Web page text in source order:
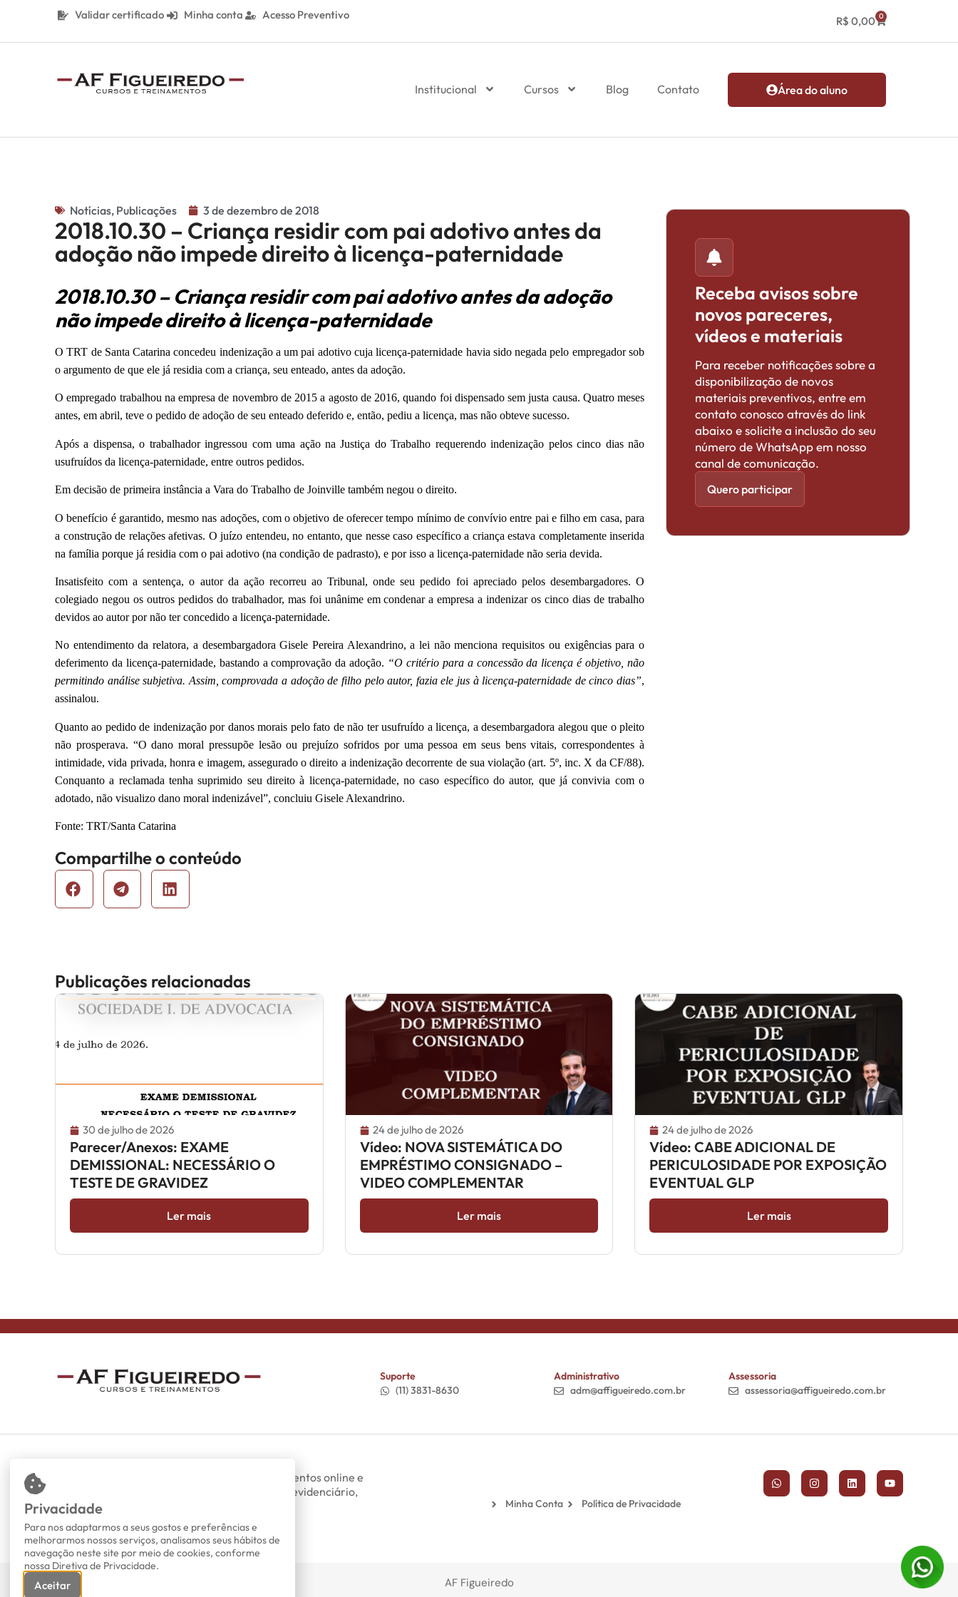
Validar certificado Minha conta Acesso Preventivo R$ 0,00 0
Institucional Cursos Blog Contato Área do aluno
Notícias, Publicações 3 de dezembro de 2018
2018.10.30 – Criança residir com pai adotivo antes da
adoção não impede direito à licença-paternidade
2018.10.30 – Criança residir com pai adotivo antes da adoção
não impede direito à licença-paternidade
O TRT de Santa Catarina concedeu indenização a um pai adotivo cuja licença-paternidade havia sido negada pelo empregador sob
o argumento de que ele já residia com a criança, seu enteado, antes da adoção.
O empregado trabalhou na empresa de novembro de 2015 a agosto de 2016, quando foi dispensado sem justa causa. Quatro meses
antes, em abril, teve o pedido de adoção de seu enteado deferido e, então, pediu a licença, mas não obteve sucesso.
Após a dispensa, o trabalhador ingressou com uma ação na Justiça do Trabalho requerendo indenização pelos cinco dias não
usufruídos da licença-paternidade, entre outros pedidos.
Em decisão de primeira instância a Vara do Trabalho de Joinville também negou o direito.
O benefício é garantido, mesmo nas adoções, com o objetivo de oferecer tempo mínimo de convívio entre pai e filho em casa, para
a construção de relações afetivas. O juízo entendeu, no entanto, que nesse caso específico a criança estava completamente inserida
na família porque já residia com o pai adotivo (na condição de padrasto), e por isso a licença-paternidade não seria devida.
Insatisfeito com a sentença, o autor da ação recorreu ao Tribunal, onde seu pedido foi apreciado pelos desembargadores. O
colegiado negou os outros pedidos do trabalhador, mas foi unânime em condenar a empresa a indenizar os cinco dias de trabalho
devidos ao autor por não ter concedido a licença-paternidade.
No entendimento da relatora, a desembargadora Gisele Pereira Alexandrino, a lei não menciona requisitos ou exigências para o
deferimento da licença-paternidade, bastando a comprovação da adoção. “O critério para a concessão da licença é objetivo, não
permitindo análise subjetiva. Assim, comprovada a adoção de filho pelo autor, fazia ele jus à licença-paternidade de cinco dias”,
assinalou.
Quanto ao pedido de indenização por danos morais pelo fato de não ter usufruído a licença, a desembargadora alegou que o pleito
não prosperava. “O dano moral pressupõe lesão ou prejuízo sofridos por uma pessoa em seus bens vitais, correspondentes à
intimidade, vida privada, honra e imagem, assegurado o direito a indenização decorrente de sua violação (art. 5º, inc. X da CF/88).
Conquanto a reclamada tenha suprimido seu direito à licença-paternidade, no caso específico do autor, que já convivia com o
adotado, não visualizo dano moral indenizável”, concluiu Gisele Alexandrino.
Fonte: TRT/Santa Catarina
Compartilhe o conteúdo
Receba avisos sobre
novos pareceres,
vídeos e materiais
Para receber notificações sobre a
disponibilização de novos
materiais preventivos, entre em
contato conosco através do link
abaixo e solicite a inclusão do seu
número de WhatsApp em nosso
canal de comunicação.
Quero participar
Publicações relacionadas
30 de julho de 2026
Parecer/Anexos: EXAME
DEMISSIONAL: NECESSÁRIO O
TESTE DE GRAVIDEZ
Ler mais
24 de julho de 2026
Vídeo: NOVA SISTEMÁTICA DO
EMPRÉSTIMO CONSIGNADO –
VIDEO COMPLEMENTAR
Ler mais
24 de julho de 2026
Vídeo: CABE ADICIONAL DE
PERICULOSIDADE POR EXPOSIÇÃO
EVENTUAL GLP
Ler mais
Suporte
(11) 3831-8630
Administrativo
adm@affigueiredo.com.br
Assessoria
assessoria@affigueiredo.com.br
Somos uma empresa especializada em treinamentos online e
presenciais nas áreas de DP, RH, trabalhista, previdenciário,
fiscal e contábil.
Todos os direitos reservados.
Minha Conta Política de Privacidade
AF Figueiredo
Privacidade
Para nos adaptarmos a seus gostos e preferências e
melhorarmos nossos serviços, analisamos seus hábitos de
navegação neste site por meio de cookies, conforme
nossa Diretiva de Privacidade.
Aceitar